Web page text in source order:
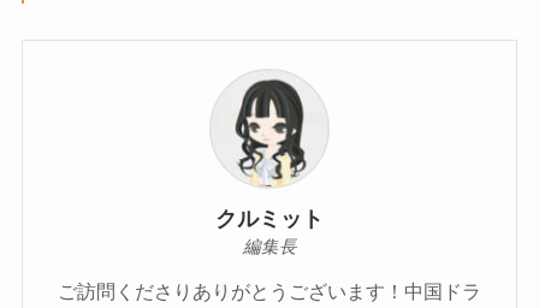
クルミット
編集長
ご訪問くださりありがとうございます！中国ドラ